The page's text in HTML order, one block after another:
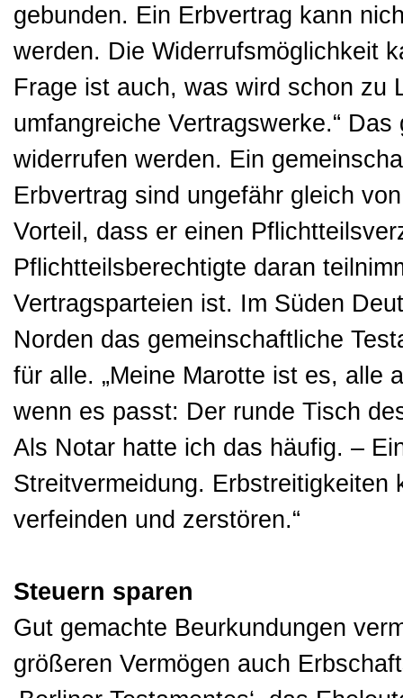
gebunden. Ein Erbvertrag kann
werden. Die Widerrufsmöglichkeit
Frage ist auch, was wird schon zu
umfangreiche Vertragswerke.“
widerrufen werden. Ein
Erbvertrag sind ungefähr gleich
Vorteil, dass er einen
Pflichtteilsberechtigte daran
Vertragsparteien ist. Im Süden
Norden das gemeinschaftliche
für alle. „Meine Marotte ist es, alle
wenn es passt: Der runde Tisch
Als Notar hatte ich das häufig. –
Streitvermeidung. Erbstreitigkeiten
verfeinden und zerstören.“
Steuern sparen
Gut gemachte Beurkundungen
größeren Vermögen auch